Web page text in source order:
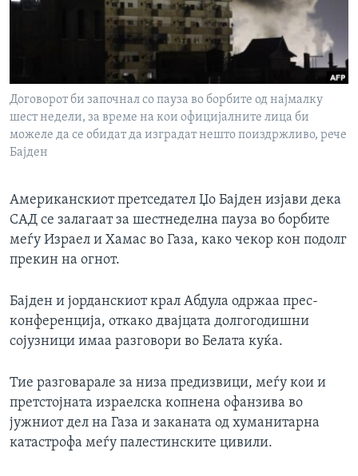
Договорот би започнал со пауза во борбите од најмалку
шест недели, за време на кои официјалните лица би
можеле да се обидат да изградат нешто поиздржливо, рече
Бајден
Американскиот претседател Џо Бајден изјави дека
САД се залагаат за шестнеделна пауза во борбите
меѓу Израел и Хамас во Газа, како чекор кон подолг
прекин на огнот.
Бајден и јорданскиот крал Абдула одржаа прес-
конференција, откако двајцата долгогодишни
сојузници имаа разговори во Белата куќа.
Тие разговарале за низа предизвици, меѓу кои и
претстојната израелска копнена офанзива во
јужниот дел на Газа и заканата од хуманитарна
катастрофа меѓу палестинските цивили.